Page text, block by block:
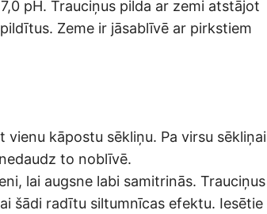
pH. Trauciņus pilda ar zemi atstājot
Zeme ir jāsablīvē ar pirkstiem
kāpostu sēkliņu. Pa virsu sēkliņai
to noblīvē.
lai augsne labi samitrinās. Trauciņus
šādi radītu siltumnīcas efektu. Iesētie